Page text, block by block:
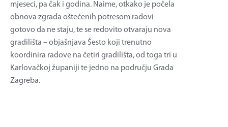
mjeseci, pa čak i godina. Naime, otkako je počela
obnova zgrada oštećenih potresom radovi
gotovo da ne staju, te se redovito otvaraju nova
gradilišta – objašnjava Šesto koji trenutno
koordinira radove na četiri gradilišta, od toga tri u
Karlovačkoj županiji te jedno na području Grada
Zagreba.